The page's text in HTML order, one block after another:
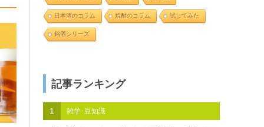
日本酒のコラム 焼酎のコラム 試してみた
銘酒シリーズ
記事ランキング
1 雑学･豆知識